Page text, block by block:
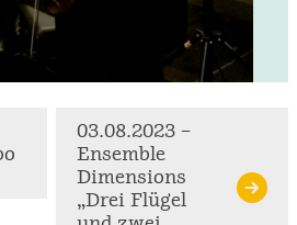
03.08.2023 –
Ensemble
Dimensions
„Drei Flügel